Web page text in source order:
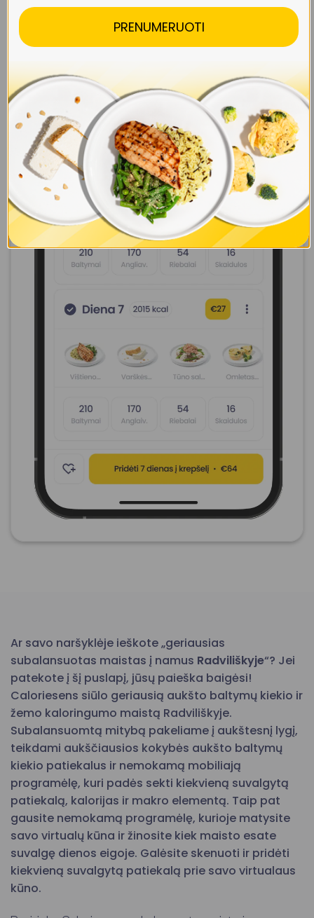
Sukurk savo savaitę iki 7 dienų
Ar savo naršyklėje ieškote „geriausias
subalansuotas maistas į namus Radviliškyje“? Jei
patekote į šį puslapį, jūsų paieška baigėsi!
Caloriesens siūlo geriausią aukšto baltymų kiekio ir
žemo kaloringumo maistą Radviliškyje.
Subalansuomtą mitybą pakeliame į aukštesnį lygį,
teikdami aukščiausios kokybės aukšto baltymų
kiekio patiekalus ir nemokamą mobiliają
programėlę, kuri padės sekti kiekvieną suvalgytą
patiekalą, kalorijas ir makro elementą. Taip pat
gausite nemokamą programėlę, kurioje matysite
savo virtualų kūna ir žinosite kiek maisto esate
suvalgę dienos eigoje. Galėsite skenuoti ir pridėti
kiekvieną suvalgytą patiekalą prie savo virtualaus
kūno.
PRENUMERUOTI